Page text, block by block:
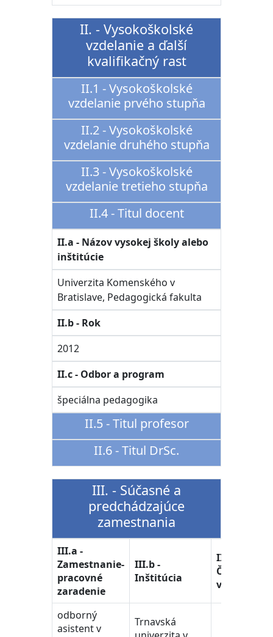
II. - Vysokoškolské
vzdelanie a ďalší
kvalifikačný rast
II.1 - Vysokoškolské
vzdelanie prvého stupňa
II.2 - Vysokoškolské
vzdelanie druhého stupňa
II.3 - Vysokoškolské
vzdelanie tretieho stupňa
II.4 - Titul docent
II.a - Názov vysokej školy alebo
inštitúcie
Univerzita Komenského v
Bratislave, Pedagogická fakulta
II.b - Rok
2012
II.c - Odbor a program
špeciálna pedagogika
II.5 - Titul profesor
II.6 - Titul DrSc.
III. - Súčasné a
predchádzajúce
zamestnania
III.a -
Zamestnanie-
pracovné
zaradenie
III.b -
Inštitúcia
III.c -
Časové
odborný
asistent v
Trnavská